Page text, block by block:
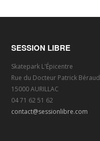
SESSION LIBRE
Skatepark L'Épicentre
Rue du Docteur Patrick Béraud
15000 AURILLAC
04 71 62 51 62
contact@sessionlibre.com